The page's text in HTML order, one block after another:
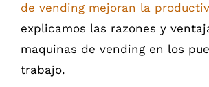
de vending mejoran la
explicamos las razones y
maquinas de vending en los
trabajo.